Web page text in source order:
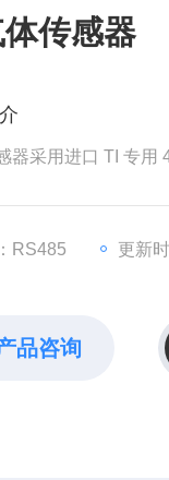
传感器
器采用进口 TI 专用
RS485 更新
品咨询